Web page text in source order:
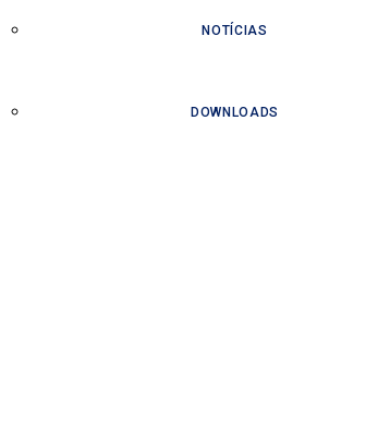
NOTÍCIAS
DOWNLOADS